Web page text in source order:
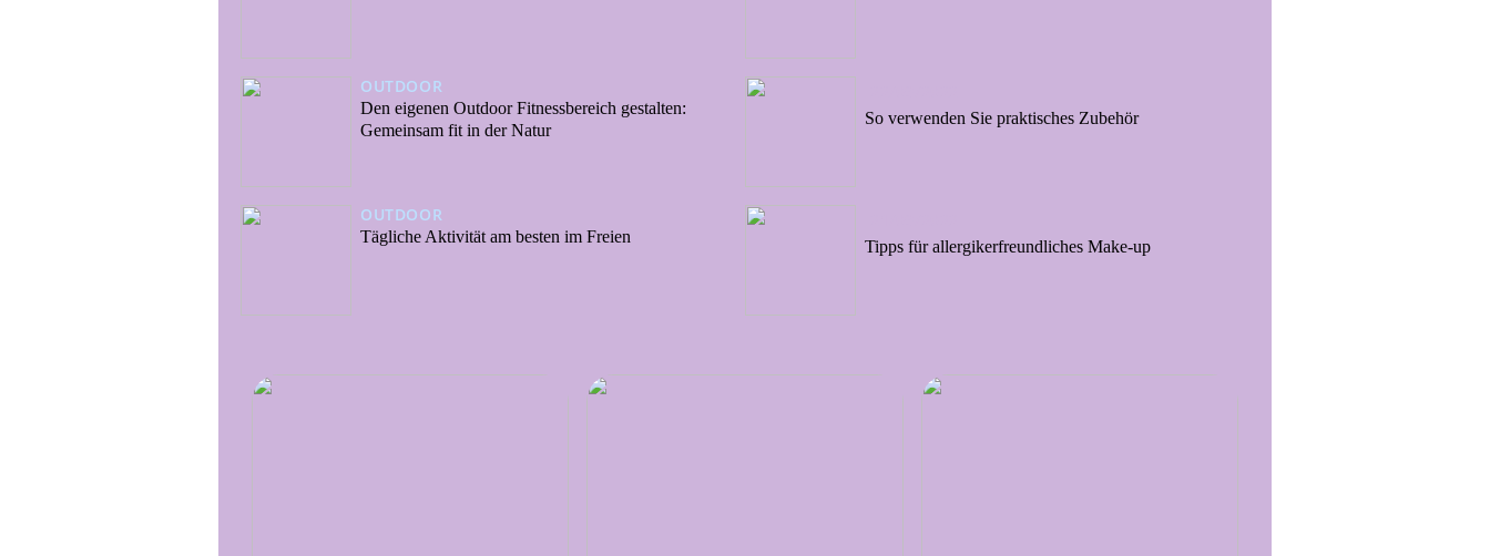
OUTDOOR
Den eigenen Outdoor Fitnessbereich gestalten:
Gemeinsam fit in der Natur
OUTDOOR
Tägliche Aktivität am besten im Freien
So verwenden Sie praktisches Zubehör
Tipps für allergikerfreundliches Make-up